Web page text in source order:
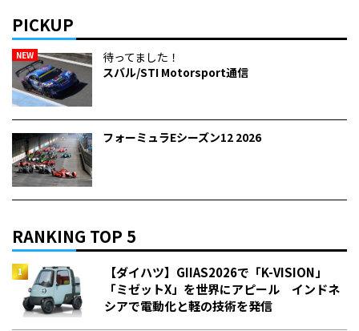
PICKUP
NEW
待ってました！
スバル/STI Motorsport通信
フォーミュラEシーズン12 2026
RANKING TOP 5
【ダイハツ】GIIAS2026で「K-VISION」
「ミゼットX」を世界にアピール インドネ
シアで電動化と軽の技術を発信